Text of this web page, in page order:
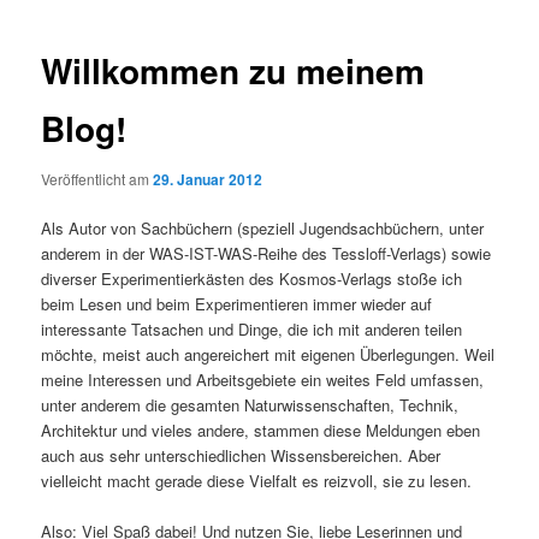
Willkommen zu meinem
Blog!
Veröffentlicht am29. Januar 2012
Als Autor von Sachbüchern (speziell Jugendsachbüchern, unter
anderem in der WAS-IST-WAS-Reihe des Tessloff-Verlags) sowie
diverser Experimentierkästen des Kosmos-Verlags stoße ich
beim Lesen und beim Experimentieren immer wieder auf
interessante Tatsachen und Dinge, die ich mit anderen teilen
möchte, meist auch angereichert mit eigenen Überlegungen. Weil
meine Interessen und Arbeitsgebiete ein weites Feld umfassen,
unter anderem die gesamten Naturwissenschaften, Technik,
Architektur und vieles andere, stammen diese Meldungen eben
auch aus sehr unterschiedlichen Wissensbereichen. Aber
vielleicht macht gerade diese Vielfalt es reizvoll, sie zu lesen.
Also: Viel Spaß dabei! Und nutzen Sie, liebe Leserinnen und